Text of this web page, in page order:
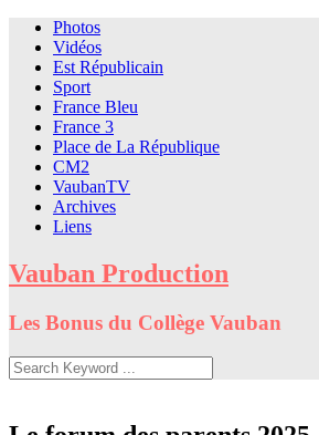
Skip
content
Photos
Vidéos
Est Républicain
Sport
France Bleu
France 3
Place de La République
CM2
VaubanTV
Archives
Liens
Vauban Production
Les Bonus du Collège Vauban